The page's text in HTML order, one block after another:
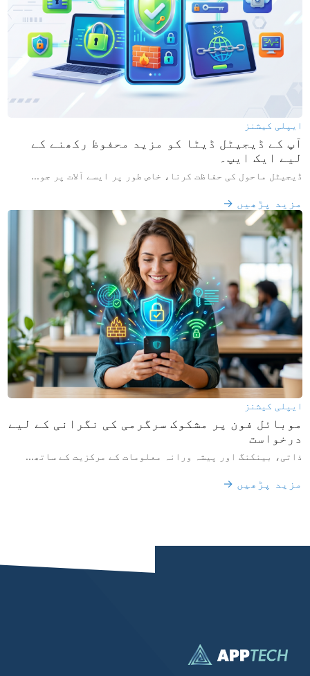
ایپلی کیشنز
آپ کے ڈیجیٹل ڈیٹا کو مزید محفوظ رکھنے کے
لیے ایک ایپ۔
ڈیجیٹل ماحول کی حفاظت کرنا، خاص طور پر ایسے آلات پر جو...
مزید پڑھیں →
ایپلی کیشنز
موبائل فون پر مشکوک سرگرمی کی نگرانی کے لیے
درخواست
ذاتی، بینکنگ اور پیشہ ورانہ معلومات کے مرکزیت کے ساتھ...
مزید پڑھیں →